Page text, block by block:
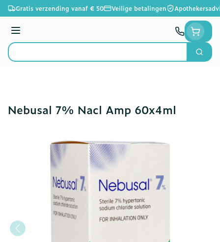
Ga naar de inhoud
Gratis verzending vanaf € 50 Veilige betalingen
Menu
Product, merk, categorie...
Zoek
Nebusal 7% Nacl Amp 60x4ml